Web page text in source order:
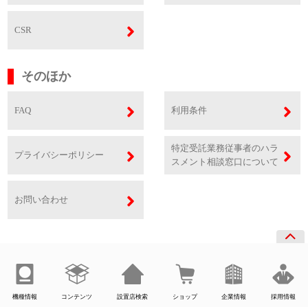
機種情報 コンテンツ 設置店検索 ショップ 企業情報 採用情報
CSR
そのほか
FAQ 利用条件
プライバシーポリシー
特定受託業務従事者のハラ
スメント相談窓口について
お問い合わせ